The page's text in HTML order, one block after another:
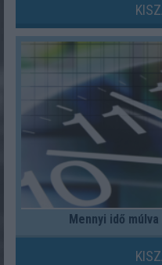
Mennyi idő